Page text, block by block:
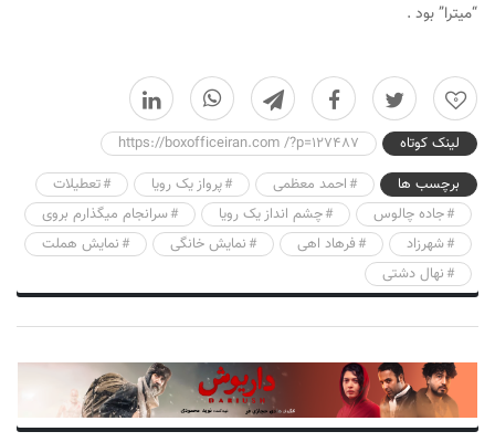
“میترا” بود .
0
لینک کوتاه
https://boxofficeiran.com /?p=127487
برچسب ها
احمد معظمی پرواز یک رویا
تعطیلات
جاده چالوس
چشم انداز یک رویا
سرانجام میگذارم بروی
شهرزاد
فرهاد اهی نمایش خانگی
نمایش هملت
نهال دشتی